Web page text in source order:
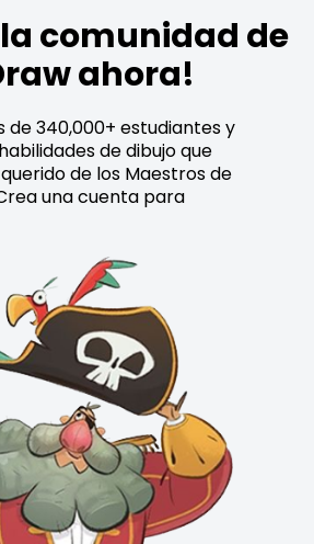
la comunidad de
ahora!
de 340,000+ estudiantes y
de dibujo que
de los Maestros de
una cuenta para